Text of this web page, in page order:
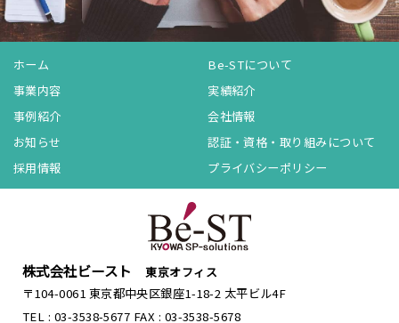
ホーム
Be-STについて
事業内容
実績紹介
事例紹介
会社情報
お知らせ
認証・資格・取り組みについて
採用情報
プライバシーポリシー
株式会社ビースト 東京オフィス
〒104-0061 東京都中央区銀座1-18-2 太平ビル4F
TEL : 03-3538-5677 FAX : 03-3538-5678